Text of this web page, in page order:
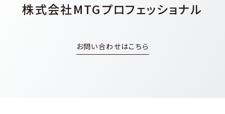
株式会社MTGプロフェッショナル
お問い合わせはこちら